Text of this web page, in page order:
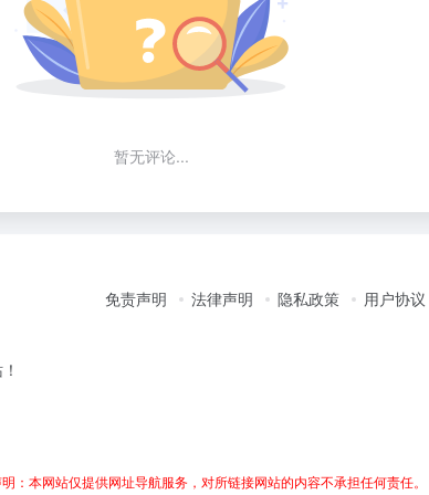
暂无评论...
免责声明 法律声明 隐私政策 用户协议
：本网站仅提供网址导航服务，对所链接网站的内容不承担任何责任。